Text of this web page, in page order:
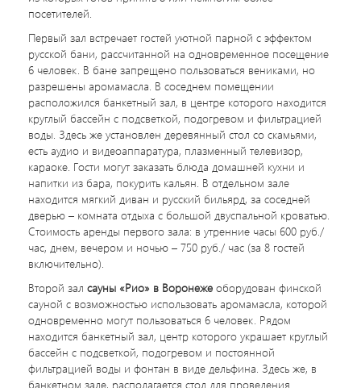
посетителей.
Первый зал встречает гостей уютной парной с эффектом
русской бани, рассчитанной на одновременное посещение
6 человек. В бане запрещено пользоваться вениками, но
разрешены аромамасла. В соседнем помещении
расположился банкетный зал, в центре которого находится
круглый бассейн с подсветкой, подогревом и фильтрацией
воды. Здесь же установлен деревянный стол со скамьями,
есть аудио и видеоаппаратура, плазменный телевизор,
караоке. Гости могут заказать блюда домашней кухни и
напитки из бара, покурить кальян. В отдельном зале
находится мягкий диван и русский бильярд, за соседней
дверью – комната отдыха с большой двуспальной кроватью.
Стоимость аренды первого зала: в утренние часы 600 руб./
час, днем, вечером и ночью – 750 руб./ час (за 8 гостей
включительно).
Второй зал сауны «Рио» в Воронеже оборудован финской
сауной с возможностью использовать аромамасла, которой
одновременно могут пользоваться 6 человек. Рядом
находится банкетный зал, центр которого украшает круглый
бассейн с подсветкой, подогревом и постоянной
фильтрацией воды и фонтан в виде дельфина. Здесь же, в
банкетном зале, располагается стол для проведения